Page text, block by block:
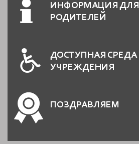
ИНФОРМАЦИЯ ДЛЯ
РОДИТЕЛЕЙ
ДОСТУПНАЯ СРЕДА
УЧРЕЖДЕНИЯ
ПОЗДРАВЛЯЕМ